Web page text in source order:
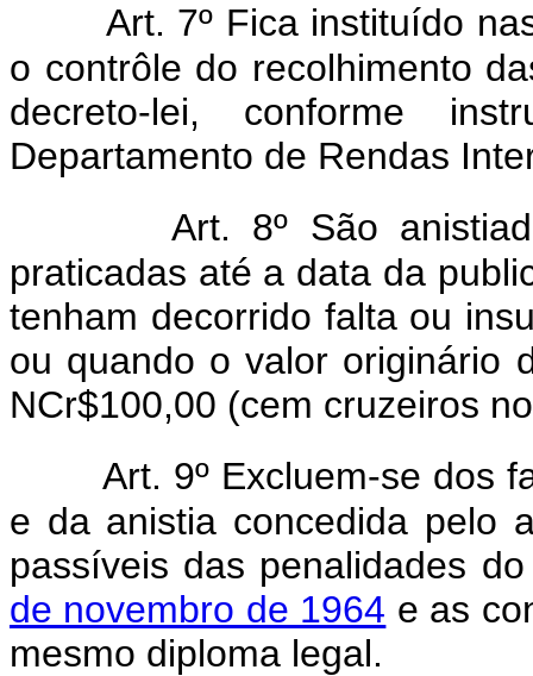
Art. 7º Fica instituído
o contrôle do recolhimento
decreto-lei, conforme
Departamento de Rendas
Art. 8º São
praticadas até a data da
tenham decorrido falta ou
ou quando o valor originário
NCr$100,00 (cem cruzeiros
Art. 9º Excluem-se dos
e da anistia concedida pelo
passíveis das penalidades
de novembro de 1964 e as
mesmo diploma legal.